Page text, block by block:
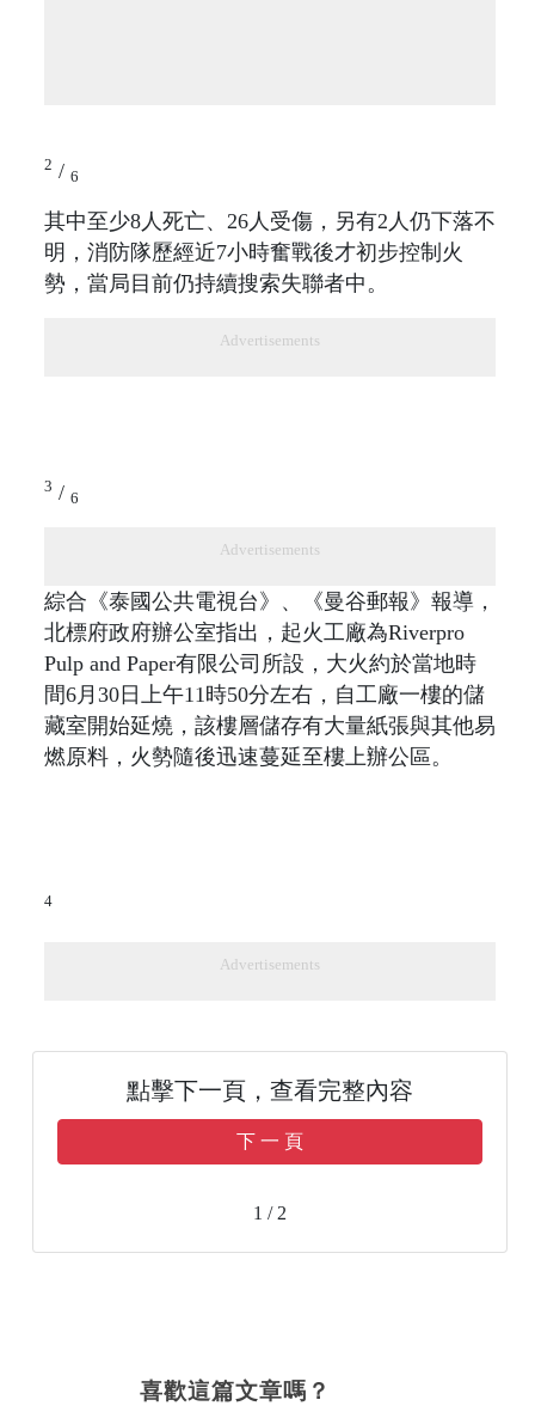
2 / 6
其中至少8人死亡、26人受傷，另有2人仍下落不
明，消防隊歷經近7小時奮戰後才初步控制火
勢，當局目前仍持續搜索失聯者中。
Advertisements
3 / 6
Advertisements
綜合《泰國公共電視台》、《曼谷郵報》報導，
北標府政府辦公室指出，起火工廠為Riverpro
Pulp and Paper有限公司所設，大火約於當地時
間6月30日上午11時50分左右，自工廠一樓的儲
藏室開始延燒，該樓層儲存有大量紙張與其他易
燃原料，火勢隨後迅速蔓延至樓上辦公區。
4
Advertisements
點擊下一頁，查看完整內容
下 一 頁
1 / 2
喜歡這篇文章嗎？